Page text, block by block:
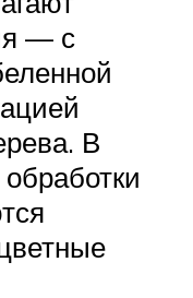
— с
В